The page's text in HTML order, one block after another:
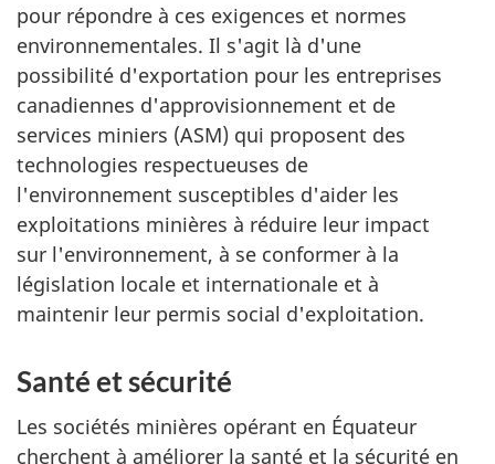
pour répondre à ces exigences et normes
environnementales. Il s'agit là d'une
possibilité d'exportation pour les entreprises
canadiennes d'approvisionnement et de
services miniers (ASM) qui proposent des
technologies respectueuses de
l'environnement susceptibles d'aider les
exploitations minières à réduire leur impact
sur l'environnement, à se conformer à la
législation locale et internationale et à
maintenir leur permis social d'exploitation.
Santé et sécurité
Les sociétés minières opérant en Équateur
cherchent à améliorer la santé et la sécurité en